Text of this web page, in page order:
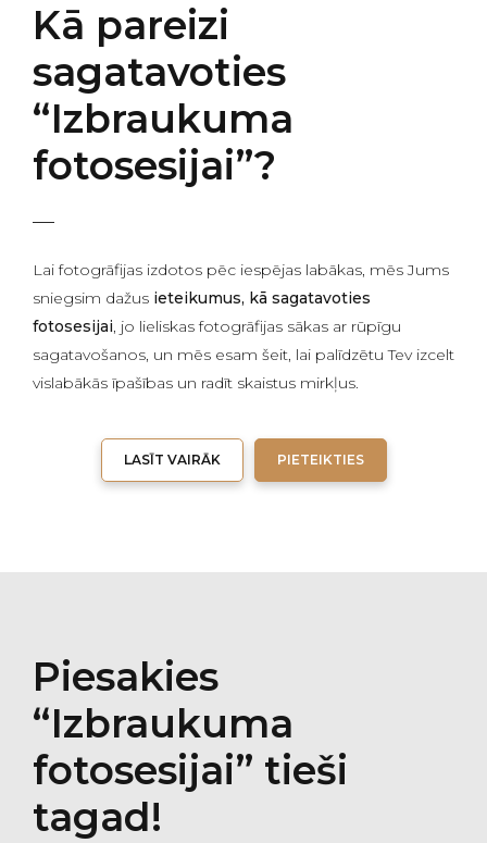
Kā pareizi
sagatavoties
“Izbraukuma
fotosesijai”?
Lai fotogrāfijas izdotos pēc iespējas labākas, mēs Jums
sniegsim dažus ieteikumus, kā sagatavoties
fotosesijai, jo lieliskas fotogrāfijas sākas ar rūpīgu
sagatavošanos, un mēs esam šeit, lai palīdzētu Tev izcelt
vislabākās īpašības un radīt skaistus mirkļus.
LASĪT VAIRĀK PIETEIKTIES
Piesakies
“Izbraukuma
fotosesijai” tieši
tagad!